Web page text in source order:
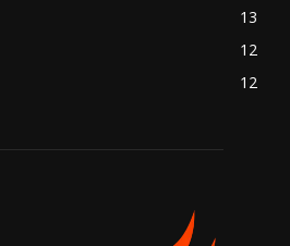
13
12
12